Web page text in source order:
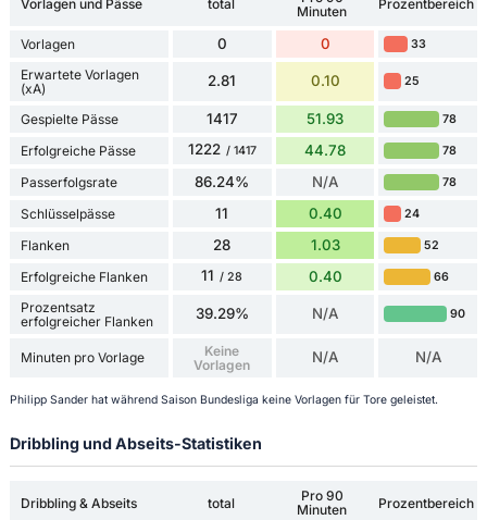
Vorlagen und Pässe total
Minuten
Prozentbereich
Vorlagen 0 0 33
Erwartete Vorlagen
(xA)
2.81 0.10 25
Gespielte Pässe 1417 51.93 78
Erfolgreiche Pässe 1222 / 1417 44.78 78
Passerfolgsrate 86.24% N/A 78
Schlüsselpässe 11 0.40 24
Flanken 28 1.03 52
Erfolgreiche Flanken 11 / 28 0.40 66
Prozentsatz
erfolgreicher Flanken
39.29% N/A 90
Minuten pro Vorlage
Keine
Vorlagen
N/A N/A
Philipp Sander hat während Saison Bundesliga keine Vorlagen für Tore geleistet.
Dribbling und Abseits-Statistiken
Dribbling & Abseits total
Pro 90
Minuten
Prozentbereich